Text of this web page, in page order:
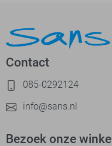
Contact
085-0292124
info@sans.nl
Bezoek onze winkel